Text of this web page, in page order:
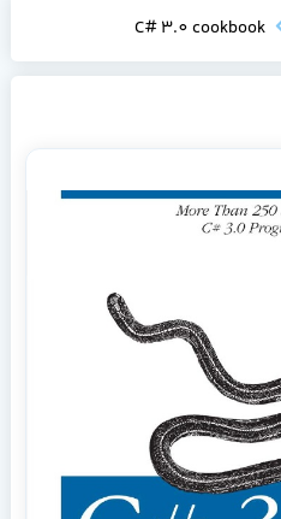
C# 3.0 cookbook